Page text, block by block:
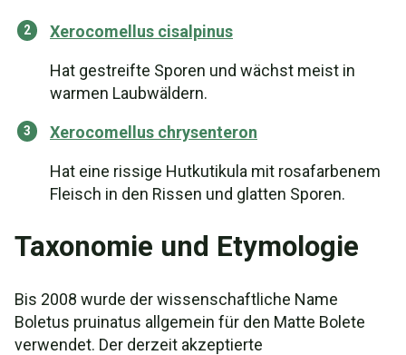
Xerocomellus cisalpinus
Hat gestreifte Sporen und wächst meist in
warmen Laubwäldern.
Xerocomellus chrysenteron
Hat eine rissige Hutkutikula mit rosafarbenem
Fleisch in den Rissen und glatten Sporen.
Taxonomie und Etymologie
Bis 2008 wurde der wissenschaftliche Name
Boletus pruinatus allgemein für den Matte Bolete
verwendet. Der derzeit akzeptierte